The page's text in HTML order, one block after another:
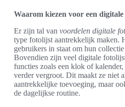
Waarom kiezen voor een
Er zijn tal van voordelen digitale
type fotolijst aantrekkelijk maken.
gebruikers in staat om hun
Bovendien zijn veel digitale
functies zoals een klok of
verder vergroot. Dit maakt ze niet
aantrekkelijke toevoeging, maar
de dagelijkse routine.